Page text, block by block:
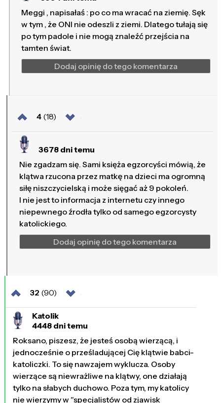
Meggi , napisałaś : po co ma wracać na ziemię. Sęk
w tym , że ONI nie odeszli z ziemi. Dlatego tułają się
po tym padole i nie mogą znaleźć przejścia na
tamten świat.
Dodaj opinię do tego komentarza
4(18)
3678 dni temu
Nie zgadzam się. Sami księża egzorcyści mówią, że
klątwa rzucona przez matkę na dzieci ma ogromną
siłę niszczycielską i może sięgać aż 9 pokoleń.
I nie jest to informacja z internetu czy innego
niepewnego źrodła tylko od samego egzorcysty
katolickiego.
Dodaj opinię do tego komentarza
32 (90)
Katolik
4448 dni temu
Roksano, piszesz, że jesteś osobą wierzącą, i
jednocześnie o prześladującej Cię klątwie babci-
katoliczki. To się nawzajem wyklucza. Osoby
wierzące są niewrażliwe na klątwy, one działają
tylko na słabych duchowo. Poza tym, my katolicy
nie wierzymy w "specjalistów od zjawisk